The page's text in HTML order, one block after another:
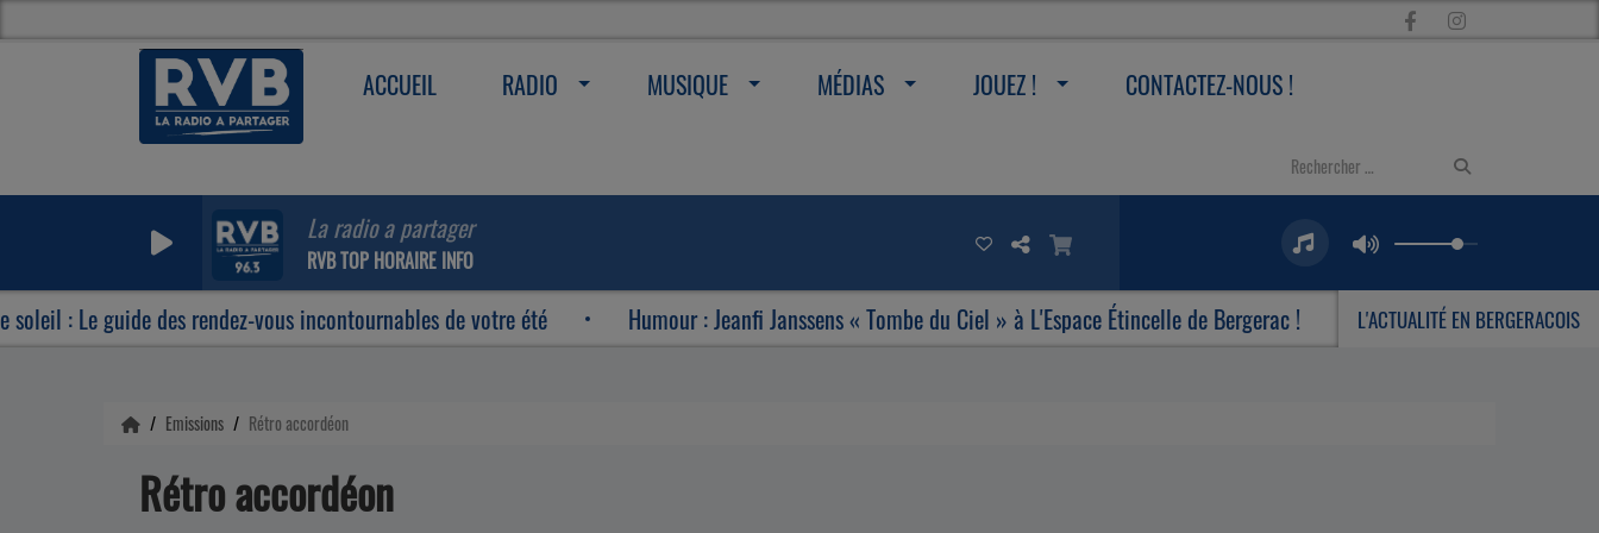
ACCUEIL RADIO MUSIQUE MÉDIAS JOUEZ ! CONTACTEZ-NOUS !
La radio a partager
RVB TOP HORAIRE INFO
L'ACTUALITÉ EN BERGERACOIS
: Le guide des rendez-vous incontournables de votre été Humour : Jeanfi Janssens « Tombe du Ciel » à L'Espace Étincelle de Bergerac ! Le Centre Culturel Michel
Emissions Rétro accordéon
Rétro accordéon